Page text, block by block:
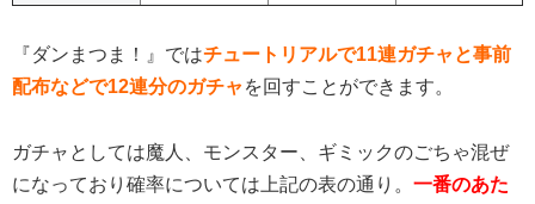
『ダンまつま！』ではチュートリアルで11連ガチャと事前
配布などで12連分のガチャ を回すことができます。
ガチャとしては魔人、モンスター、ギミックのごちゃ混ぜ
になっており確率については上記の表の通り。 一番のあた